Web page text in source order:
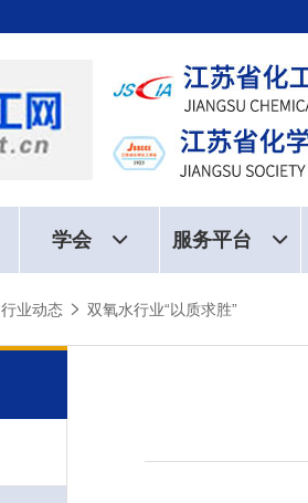
学会 服务平台
行业动态 双氧水行业“以质求胜”